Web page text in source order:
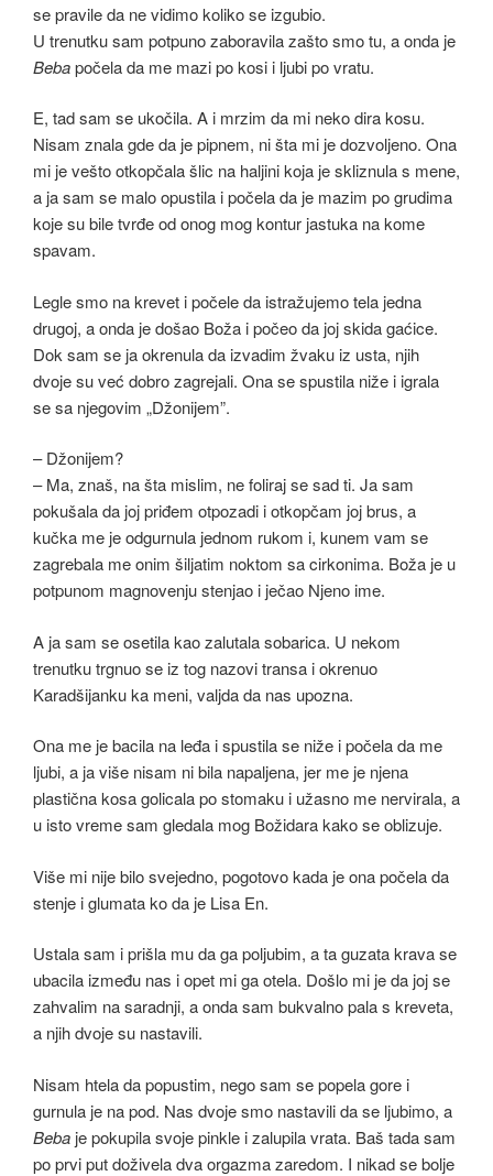
se pravile da ne vidimo koliko se izgubio.
U trenutku sam potpuno zaboravila zašto smo tu, a onda je
Bebapočela da me mazi po kosi i ljubi po vratu.
E, tad sam se ukočila. A i mrzim da mi neko dira kosu.
Nisam znala gde da je pipnem, ni šta mi je dozvoljeno. Ona
mi je vešto otkopčala šlic na haljini koja je skliznula s mene,
a ja sam se malo opustila i počela da je mazim po grudima
koje su bile tvrđe od onog mog kontur jastuka na kome
spavam.
Legle smo na krevet i počele da istražujemo tela jedna
drugoj, a onda je došao Boža i počeo da joj skida gaćice.
Dok sam se ja okrenula da izvadim žvaku iz usta, njih
dvoje su već dobro zagrejali. Ona se spustila niže i igrala
se sa njegovim „Džonijem”.
– Džonijem?
– Ma, znaš, na šta mislim, ne foliraj se sad ti. Ja sam
pokušala da joj priđem otpozadi i otkopčam joj brus, a
kučka me je odgurnula jednom rukom i, kunem vam se
zagrebala me onim šiljatim noktom sa cirkonima. Boža je u
potpunom magnovenju stenjao i ječao Njeno ime.
A ja sam se osetila kao zalutala sobarica. U nekom
trenutku trgnuo se iz tog nazovi transa i okrenuo
Karadšijanku ka meni, valjda da nas upozna.
Ona me je bacila na leđa i spustila se niže i počela da me
ljubi, a ja više nisam ni bila napaljena, jer me je njena
plastična kosa golicala po stomaku i užasno me nervirala, a
u isto vreme sam gledala mog Božidara kako se oblizuje.
Više mi nije bilo svejedno, pogotovo kada je ona počela da
stenje i glumata ko da je Lisa En.
Ustala sam i prišla mu da ga poljubim, a ta guzata krava se
ubacila između nas i opet mi ga otela. Došlo mi je da joj se
zahvalim na saradnji, a onda sam bukvalno pala s kreveta,
a njih dvoje su nastavili.
Nisam htela da popustim, nego sam se popela gore i
gurnula je na pod. Nas dvoje smo nastavili da se ljubimo, a
Beba je pokupila svoje pinkle i zalupila vrata. Baš tada sam
po prvi put doživela dva orgazma zaredom. I nikad se bolje